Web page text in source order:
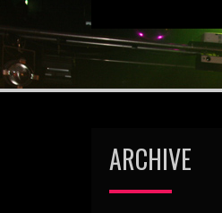
ナ
ビ
ゲ
シ
ョ
ARCHIVE